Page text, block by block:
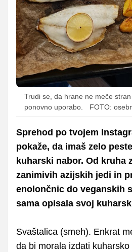
Trudi se, da hrane ne meče
ponovno uporabo.
FOTO:
Sprehod po tvojem
pokaže, da imaš zelo
kuharski nabor. Od kruha
zanimivih azijskih jedi in
enolončnic do veganskih
sama opisala svoj
Svaštalica (smeh). Enkrat
da bi morala izdati